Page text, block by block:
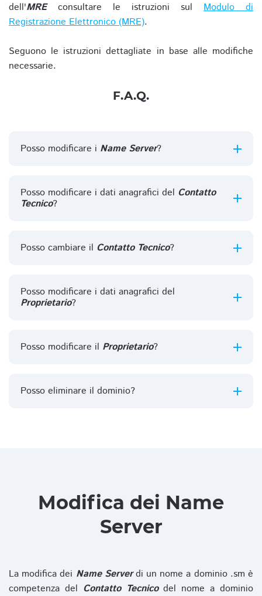
dell'MREconsultare le istruzioni sul Modulo di
Registrazione Elettronico (MRE).
Seguono le istruzioni dettagliate in base alle modifiche
necessarie.
F.A.Q.
Posso modificare i Name Server?
Posso modificare i dati anagrafici del Contatto
Tecnico?
Posso cambiare il Contatto Tecnico?
Posso modificare i dati anagrafici del
Proprietario?
Posso modificare il Proprietario?
Posso eliminare il dominio?
Modifica dei Name
Server
La modifica dei Name Serverdi un nome a dominio .sm è
competenza del Contatto Tecnicodel nome a dominio